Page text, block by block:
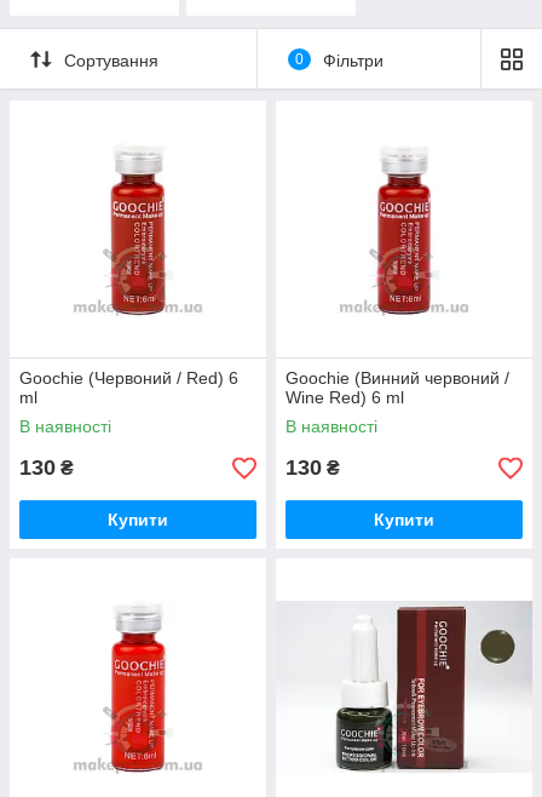
Сортування 0 Фільтри
Goochie (Червоний / Red) 6
ml
В наявності
130 ₴
Купити
Goochie (Винний червоний /
Wine Red) 6 ml
В наявності
130 ₴
Купити